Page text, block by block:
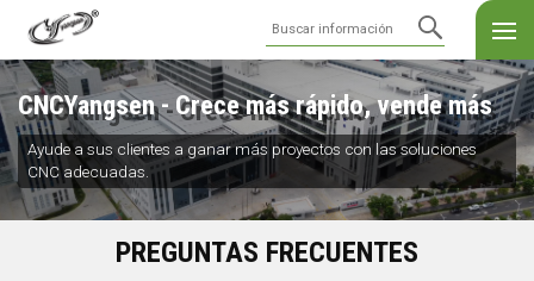
CNCYangsen - Crece más rápido, vende más
Ayude a sus clientes a ganar más proyectos con las soluciones
CNC adecuadas.
PREGUNTAS FRECUENTES